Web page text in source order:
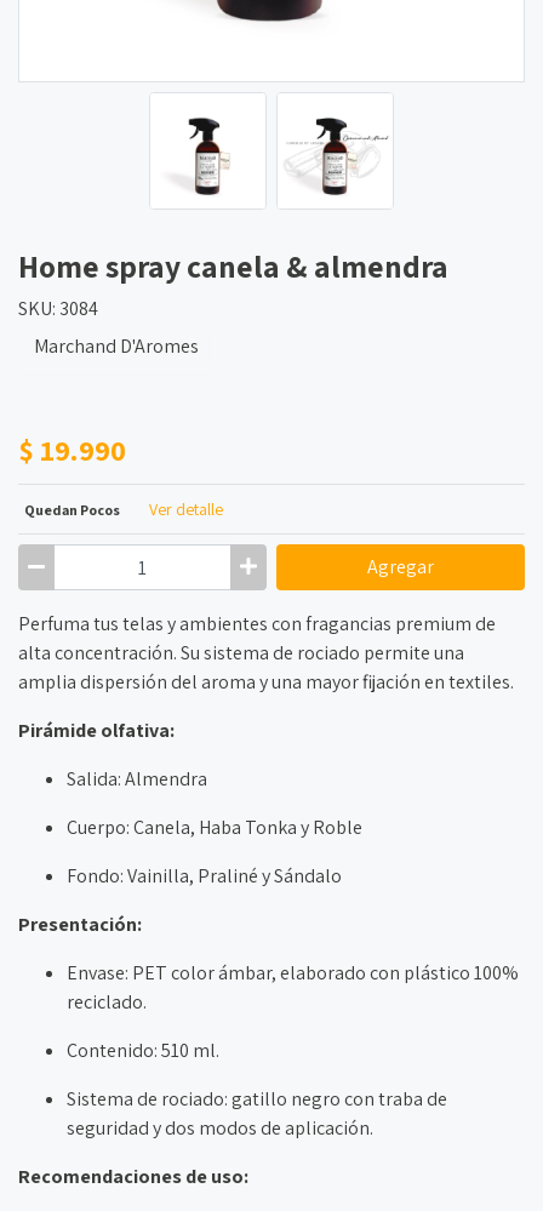
Home spray canela & almendra
SKU: 3084
Marchand D'Aromes
$ 19.990
Quedan Pocos Ver detalle
Agregar
Perfuma tus telas y ambientes con fragancias premium de
alta concentración. Su sistema de rociado permite una
amplia dispersión del aroma y una mayor fijación en textiles.
Pirámide olfativa:
Salida: Almendra
Cuerpo: Canela, Haba Tonka y Roble
Fondo: Vainilla, Praliné y Sándalo
Presentación:
Envase: PET color ámbar, elaborado con plástico 100%
reciclado.
Contenido: 510 ml.
Sistema de rociado: gatillo negro con traba de
seguridad y dos modos de aplicación.
Recomendaciones de uso: